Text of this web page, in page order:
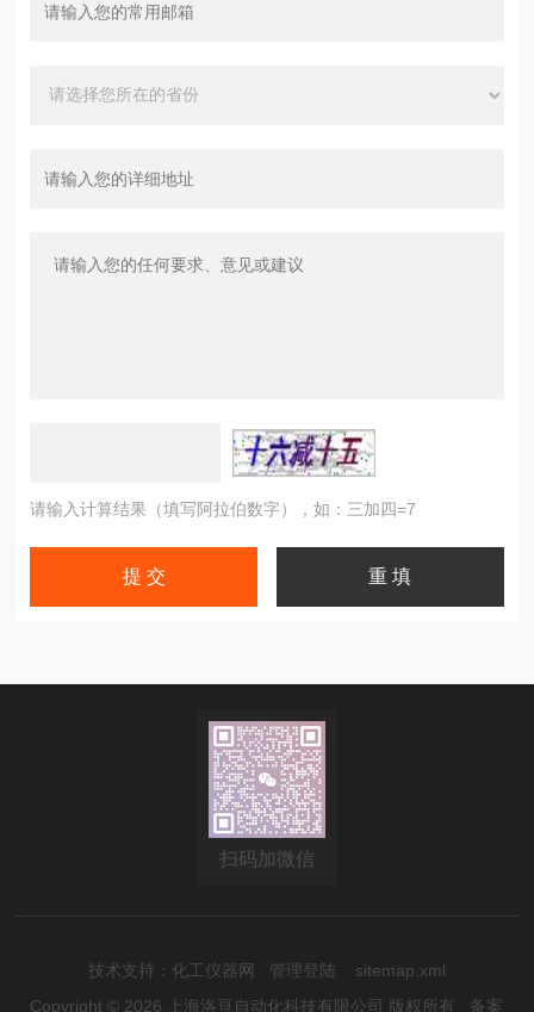
请输入计算结果（填写阿拉伯数字），如：三加四=7
扫码加微信
技术支持： 化工仪器网 管理登陆
sitemap.xml
Copyright © 2026 上海洛亘自动化科技有限公司 版权所有 备案